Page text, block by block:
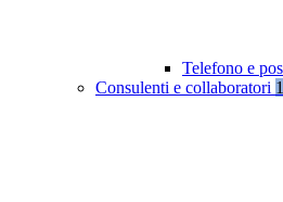
Telefono e
Consulenti e collaboratori